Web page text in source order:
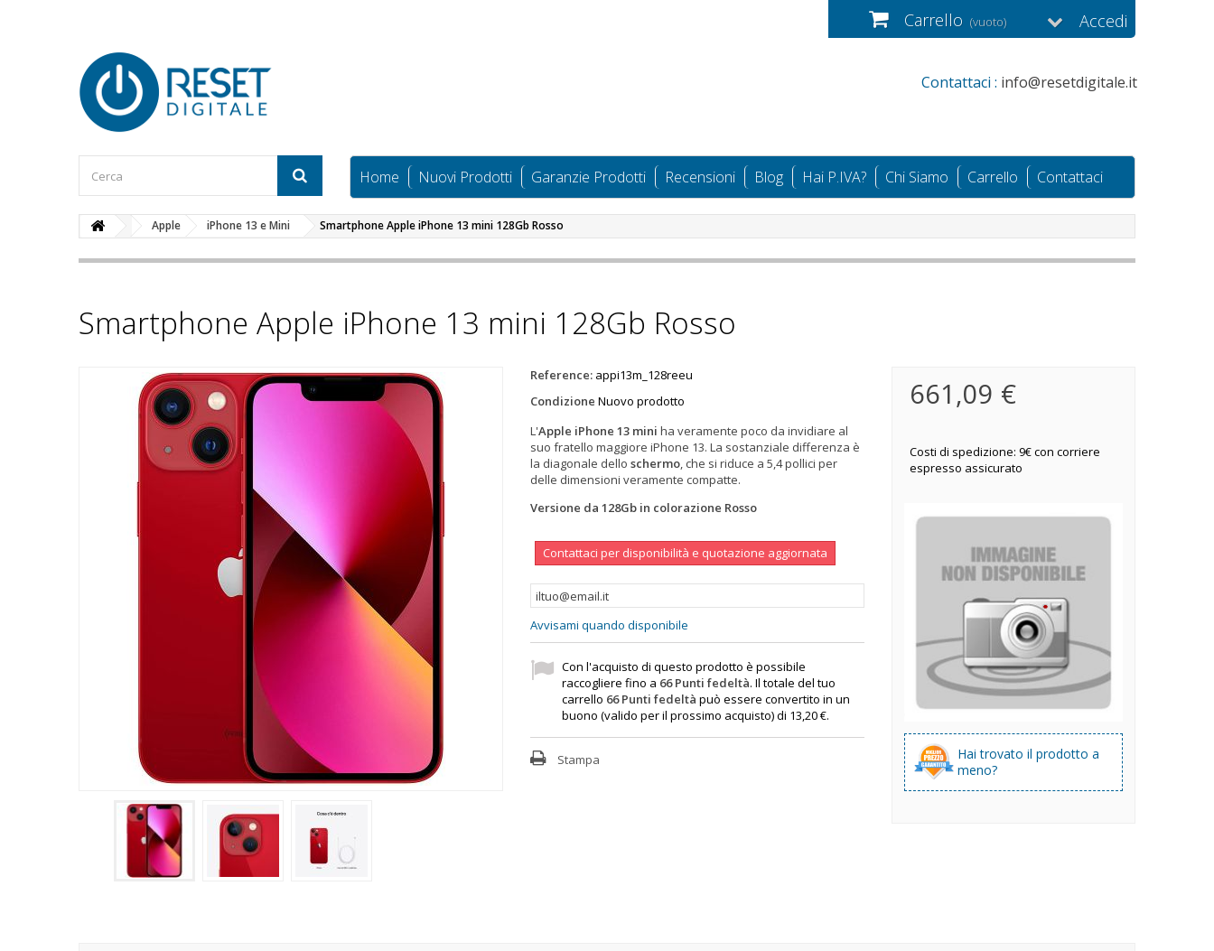
Accedi
Carrello (vuoto)
Contattaci : info@resetdigitale.it
Home Nuovi Prodotti Garanzie Prodotti Recensioni Blog Hai P.IVA? Chi Siamo Carrello Contattaci
Apple iPhone 13 e Mini Smartphone Apple iPhone 13 mini 128Gb Rosso
Smartphone Apple iPhone 13 mini 128Gb Rosso
Reference: appi13m_128reeu
Condizione Nuovo prodotto
L'Apple iPhone 13 mini ha veramente poco da invidiare al
suo fratello maggiore iPhone 13. La sostanziale differenza è
la diagonale dello schermo, che si riduce a 5,4 pollici per
delle dimensioni veramente compatte.
Versione da 128Gb in colorazione Rosso
Contattaci per disponibilità e quotazione aggiornata
Avvisami quando disponibile
Con l'acquisto di questo prodotto è possibile
raccogliere fino a 66Punti fedeltà. Il totale del tuo
carrello 66Punti fedeltà può essere convertito in un
buono (valido per il prossimo acquisto) di 13,20 €.
Stampa
661,09 €
Costi di spedizione: 9€ con corriere
espresso assicurato
Hai trovato il prodotto a
meno?